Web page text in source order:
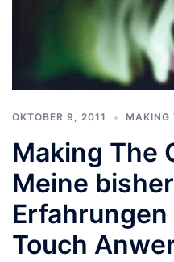
OKTOBER 9, 2011 MAKING
Making The
Meine
Touch